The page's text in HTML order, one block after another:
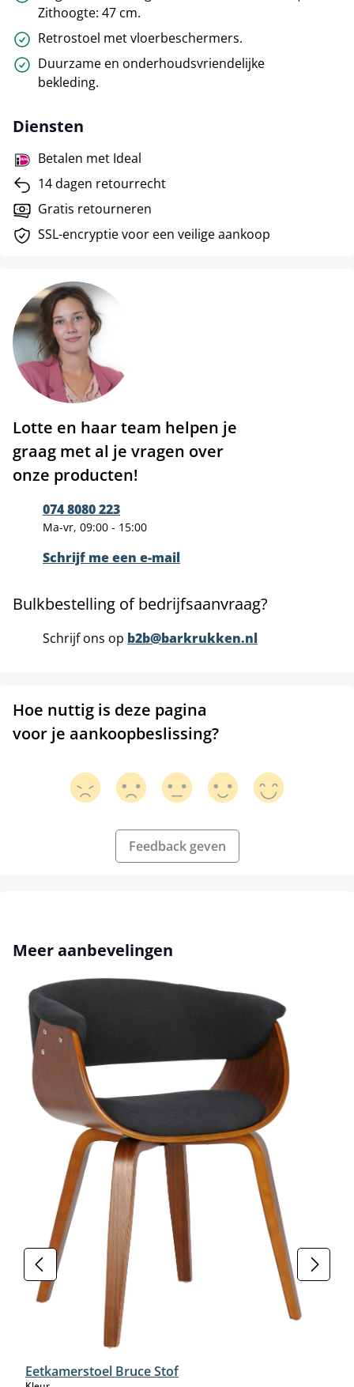
Zithoogte: 47 cm.
Retrostoel met vloerbeschermers.
Duurzame en onderhoudsvriendelijke
bekleding.
Diensten
Betalen met Ideal
14 dagen retourrecht
Gratis retourneren
SSL-encryptie voor een veilige aankoop
Lotte en haar team helpen je
graag met al je vragen over
onze producten!
074 8080 223
Ma-vr, 09:00 - 15:00
Schrijf me een e-mail
Bulkbestelling of bedrijfsaanvraag?
Schrijf ons op b2b@barkrukken.nl
Hoe nuttig is deze pagina
voor je aankoopbeslissing?
Feedback geven
Productgalerij overslaan
Meer aanbevelingen
Eetkamerstoel Bruce Stof